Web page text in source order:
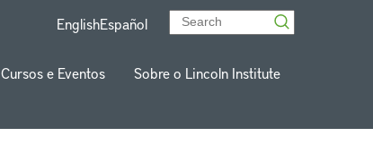
EnglishEspañol
Cursos e Eventos Sobre o Lincoln Institute
Search all content